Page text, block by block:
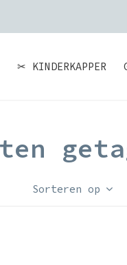
✂ KINDERKAPPER
Sorteren op